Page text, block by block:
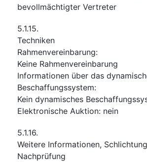
bevollmächtigter Vertreter
5.1.15.
Techniken
Rahmenvereinbarung:
Keine Rahmenvereinbarung
Informationen über das
Beschaffungssystem:
Kein dynamisches
Elektronische Auktion: nein
5.1.16.
Weitere Informationen,
Nachprüfung